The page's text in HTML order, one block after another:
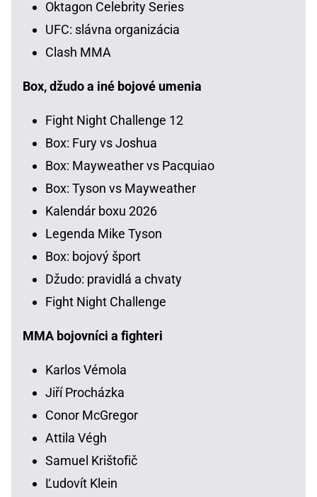
Oktagon Celebrity Series
UFC: slávna organizácia
Clash MMA
Box, džudo a iné bojové umenia
Fight Night Challenge 12
Box: Fury vs Joshua
Box: Mayweather vs Pacquiao
Box: Tyson vs Mayweather
Kalendár boxu 2026
Legenda Mike Tyson
Box: bojový šport
Džudo: pravidlá a chvaty
Fight Night Challenge
MMA bojovníci a fighteri
Karlos Vémola
Jiří Procházka
Conor McGregor
Attila Végh
Samuel Krištofič
Ľudovít Klein